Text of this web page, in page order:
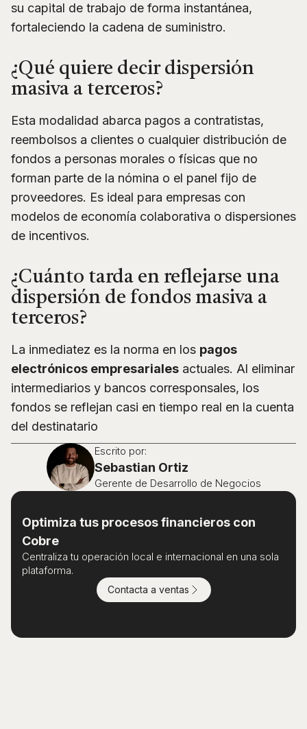
su capital de trabajo de forma instantánea,
fortaleciendo la cadena de suministro.
¿Qué quiere decir dispersión
masiva a terceros?
Esta modalidad abarca pagos a contratistas,
reembolsos a clientes o cualquier distribución de
fondos a personas morales o físicas que no
forman parte de la nómina o el panel fijo de
proveedores. Es ideal para empresas con
modelos de economía colaborativa o dispersiones
de incentivos.
¿Cuánto tarda en reflejarse una
dispersión de fondos masiva a
terceros?
La inmediatez es la norma en los pagos
electrónicos empresariales actuales. Al eliminar
intermediarios y bancos corresponsales, los
fondos se reflejan casi en tiempo real en la cuenta
del destinatario
Escrito por:
Sebastian Ortiz
Gerente de Desarrollo de Negocios
Optimiza tus procesos financieros con
Cobre
Centraliza tu operación local e internacional en una sola
plataforma.
Contacta a ventas